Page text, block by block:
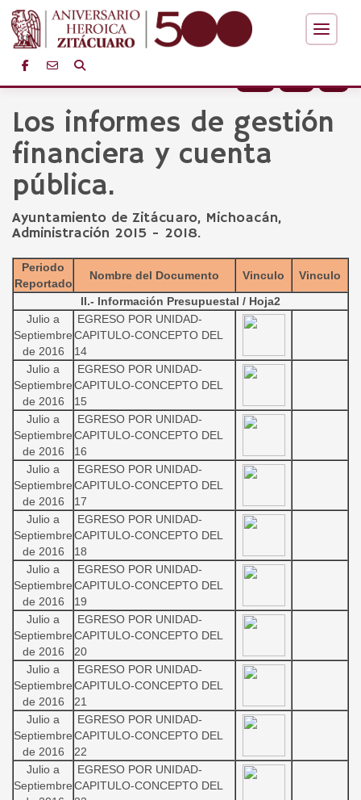
Los informes de gestión
financiera y cuenta
pública.
Ayuntamiento de Zitácuaro, Michoacán,
Administración 2015 - 2018.
Periodo
Reportado
Nombre del Documento Vinculo
Vinculo
II.- Información Presupuestal / Hoja2
Julio a
Septiembre
de 2016
EGRESO POR UNIDAD-
CAPITULO-CONCEPTO DEL
14
Julio a
Septiembre
de 2016
EGRESO POR UNIDAD-
CAPITULO-CONCEPTO DEL
15
Julio a
Septiembre
de 2016
EGRESO POR UNIDAD-
CAPITULO-CONCEPTO DEL
16
Julio a
Septiembre
de 2016
EGRESO POR UNIDAD-
CAPITULO-CONCEPTO DEL
17
Julio a
Septiembre
de 2016
EGRESO POR UNIDAD-
CAPITULO-CONCEPTO DEL
18
Julio a
Septiembre
de 2016
EGRESO POR UNIDAD-
CAPITULO-CONCEPTO DEL
19
Julio a
Septiembre
de 2016
EGRESO POR UNIDAD-
CAPITULO-CONCEPTO DEL
20
Julio a
Septiembre
de 2016
EGRESO POR UNIDAD-
CAPITULO-CONCEPTO DEL
21
Julio a
Septiembre
de 2016
EGRESO POR UNIDAD-
CAPITULO-CONCEPTO DEL
22
Julio a
Septiembre
EGRESO POR UNIDAD-
CAPITULO-CONCEPTO DEL